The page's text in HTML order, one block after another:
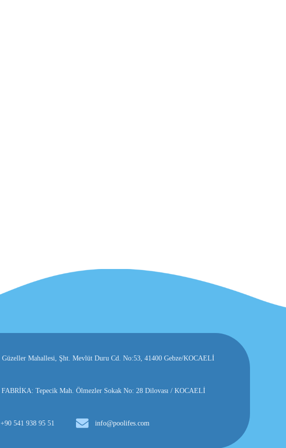
Güzeller Mahallesi, Şht. Mevlüt Duru Cd. No:53, 41400 Gebze/KOCAELİ
FABRİKA: Tepecik Mah. Ölmezler Sokak No: 28 Dilovası / KOCAELİ
+90 541 938 95 51 info@poolifes.com